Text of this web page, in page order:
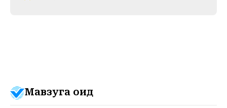
Мавзуга оид